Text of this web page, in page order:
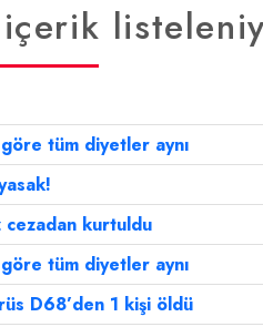
tüm diyetler aynı
cezadan kurtuldu
tüm diyetler aynı
D68’den 1 kişi öldü